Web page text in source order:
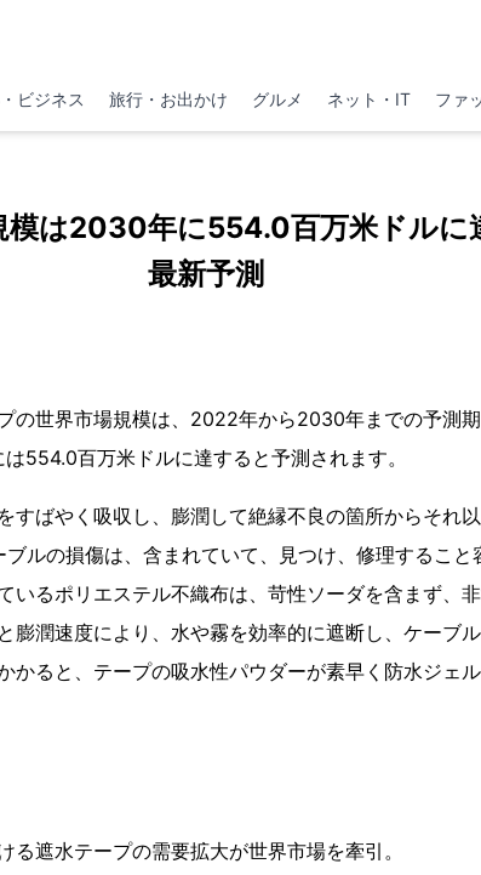
ビジネス 旅行・お出かけ グルメ ネット・IT ファ
模は2030年に554.0百万米ドルに
最新予測
の世界市場規模は、2022年から2030年までの予測
554.0百万米ドルに達すると予測されます。
すばやく吸収し、膨潤して絶縁不良の箇所からそれ
ルの損傷は、含まれていて、見つけ、修理すること
いるポリエステル不織布は、苛性ソーダを含まず、
膨潤速度により、水や霧を効率的に遮断し、ケーブ
かると、テープの吸水性パウダーが素早く防水ジェ
る遮水テープの需要拡大が世界市場を牽引。